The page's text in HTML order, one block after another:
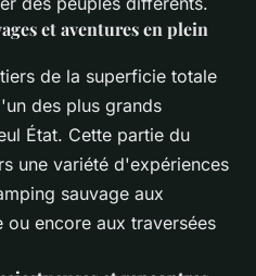
et aventures en plein
de la superficie totale
des plus grands
État. Cette partie du
une variété d'expériences
sauvage aux
ou encore aux traversées